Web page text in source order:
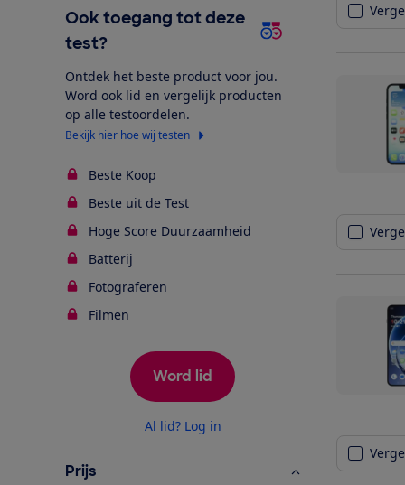
Ook toegang tot deze
test?
Ontdek het beste product voor jou.
Word ook lid en vergelijk producten
op alle testoordelen.
Bekijk hier hoe wij testen
Beste Koop
Beste uit de Test
Hoge Score Duurzaamheid
Batterij
Fotograferen
Filmen
Word lid
Al lid? Log in
Prijs